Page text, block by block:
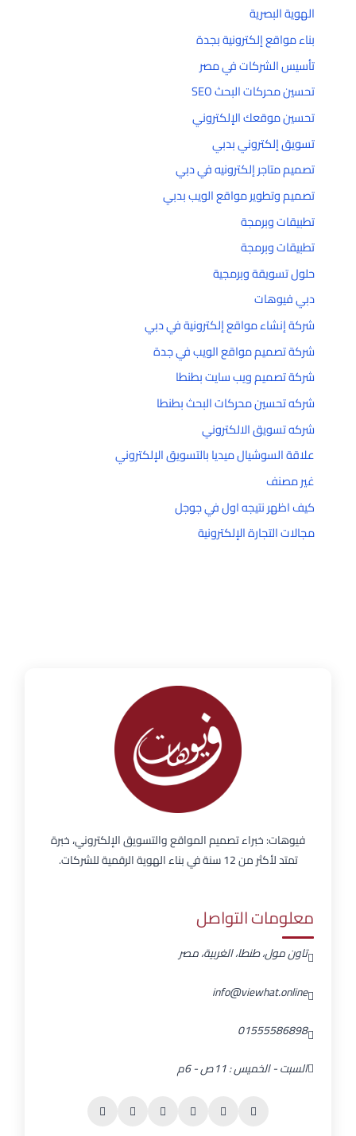
الهوية البصرية
بناء مواقع إلكترونية بجدة
تأسيس الشركات في مصر
تحسين محركات البحث SEO
تحسين موقعك الإلكتروني
تسويق إلكتروني بدبي
تصميم متاجر إلكترونيه في دبي
تصميم وتطوير مواقع الويب بدبي
تطبيقات وبرمجة
تطبيقات وبرمجة
حلول تسويقة وبرمجية
دبي فيوهات
شركة إنشاء مواقع إلكترونية في دبي
شركة تصميم مواقع الويب في جدة
شركة تصميم ويب سايت بطنطا
شركه تحسين محركات البحث بطنطا
شركه تسويق الالكتروني
علاقة السوشيال ميديا بالتسويق الإلكتروني
غير مصنف
كيف اظهر نتيجه اول في جوجل
مجالات التجارة الإلكترونية
فيوهات: خبراء تصميم المواقع والتسويق الإلكتروني، خبرة
تمتد لأكثر من 12 سنة في بناء الهوية الرقمية للشركات.
معلومات التواصل
تاون مول، طنطا، الغربية، مصر
info@viewhat.online
01555586898
السبت - الخميس : 11ص - 6م